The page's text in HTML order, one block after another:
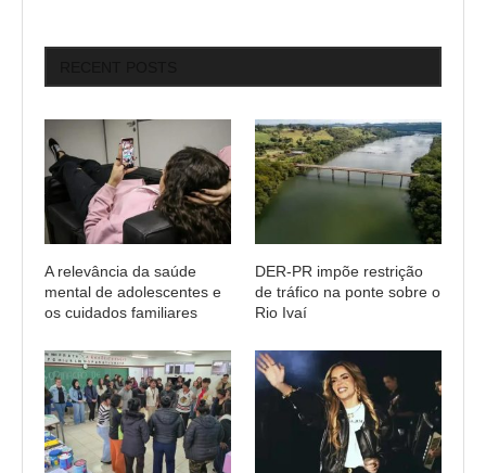
A relevância da saúde
mental de adolescentes e
os cuidados familiares
DER-PR impõe restrição
de tráfico na ponte sobre o
Rio Ivaí